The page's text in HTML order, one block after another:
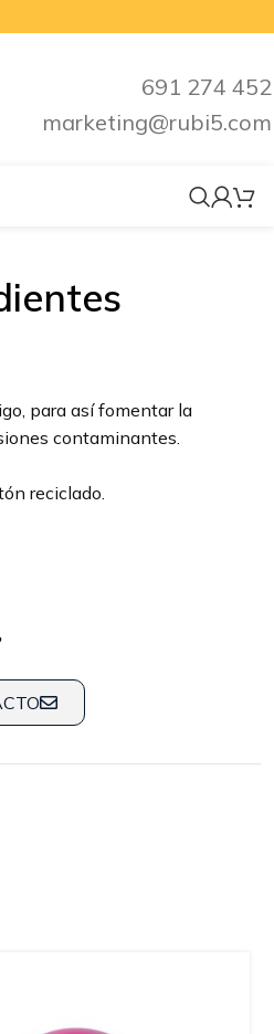
691 274 452
marketing@rubi5.com
para así fomentar la
contaminantes.
reciclado.